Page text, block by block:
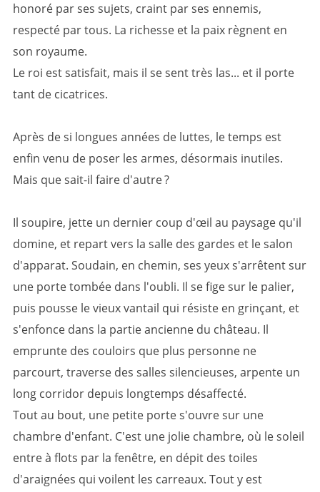
honoré par ses sujets, craint par ses ennemis,
respecté par tous. La richesse et la paix règnent en
son royaume.
Le roi est satisfait, mais il se sent très las... et il porte
tant de cicatrices.
Après de si longues années de luttes, le temps est
enfin venu de poser les armes, désormais inutiles.
Mais que sait-il faire d'autre ?
Il soupire, jette un dernier coup d'œil au paysage qu'il
domine, et repart vers la salle des gardes et le salon
d'apparat. Soudain, en chemin, ses yeux s'arrêtent sur
une porte tombée dans l'oubli. Il se fige sur le palier,
puis pousse le vieux vantail qui résiste en grinçant, et
s'enfonce dans la partie ancienne du château. Il
emprunte des couloirs que plus personne ne
parcourt, traverse des salles silencieuses, arpente un
long corridor depuis longtemps désaffecté.
Tout au bout, une petite porte s'ouvre sur une
chambre d'enfant. C'est une jolie chambre, où le soleil
entre à flots par la fenêtre, en dépit des toiles
d'araignées qui voilent les carreaux. Tout y est